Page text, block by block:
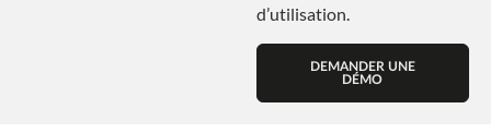
d’utilisation.
DEMANDER UNE
DÉMO